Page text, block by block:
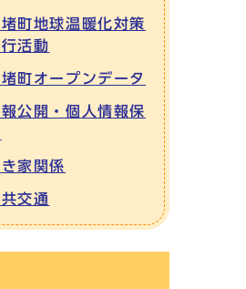
町地球温暖化対策
活動
町オープンデータ
公開・個人情報保
家関係
交通